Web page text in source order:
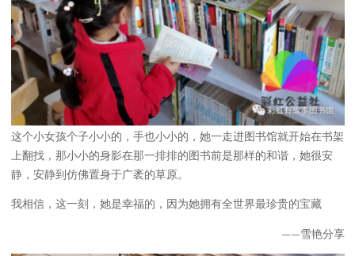
这个小女孩个子小小的，手也小小的，她一走进图书馆就开始在书架
上翻找，那小小的身影在那一排排的图书前是那样的和谐，她很安
静，安静到仿佛置身于广袤的草原。
我相信，这一刻，她是幸福的，因为她拥有全世界最珍贵的宝藏
——雪艳分享